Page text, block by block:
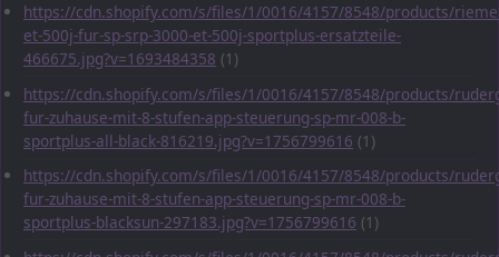
https://cdn.shopify.com/s/files/1/0016/4157/8548/products/
et-500j-fur-sp-srp-3000-et-500j-sportplus-ersatzteile-
466675.jpg?v=1693484358 (1)
https://cdn.shopify.com/s/files/1/0016/4157/8548/products/
fur-zuhause-mit-8-stufen-app-steuerung-sp-mr-008-b-
sportplus-all-black-816219.jpg?v=1756799616 (1)
https://cdn.shopify.com/s/files/1/0016/4157/8548/products/
fur-zuhause-mit-8-stufen-app-steuerung-sp-mr-008-b-
sportplus-blacksun-297183.jpg?v=1756799616 (1)